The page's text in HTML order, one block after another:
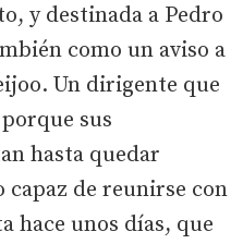
y destinada a Pedro
como un aviso a
Un dirigente que
sus
hasta quedar
capaz de reunirse con
hace unos días, que